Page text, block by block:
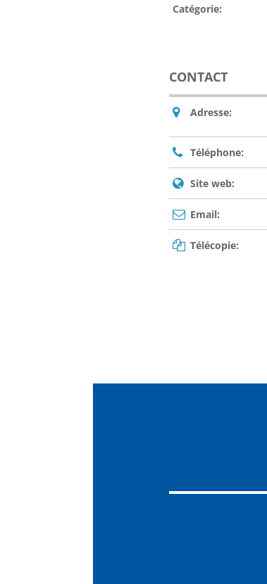
Catégorie:
CONTACT
Adresse:
Téléphone:
Site web:
Email:
Télécopie: